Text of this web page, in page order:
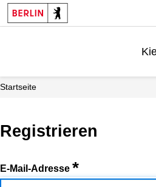
Startseite
Registrieren
E-Mail-Adresse *